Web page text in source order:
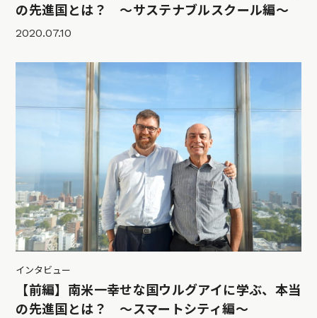
の先進国とは？ 〜サステナブルスクール編〜
2020.07.10
インタビュー
【前編】南米一幸せな国ウルグアイに学ぶ、本当
の先進国とは？ 〜スマートシティ編〜